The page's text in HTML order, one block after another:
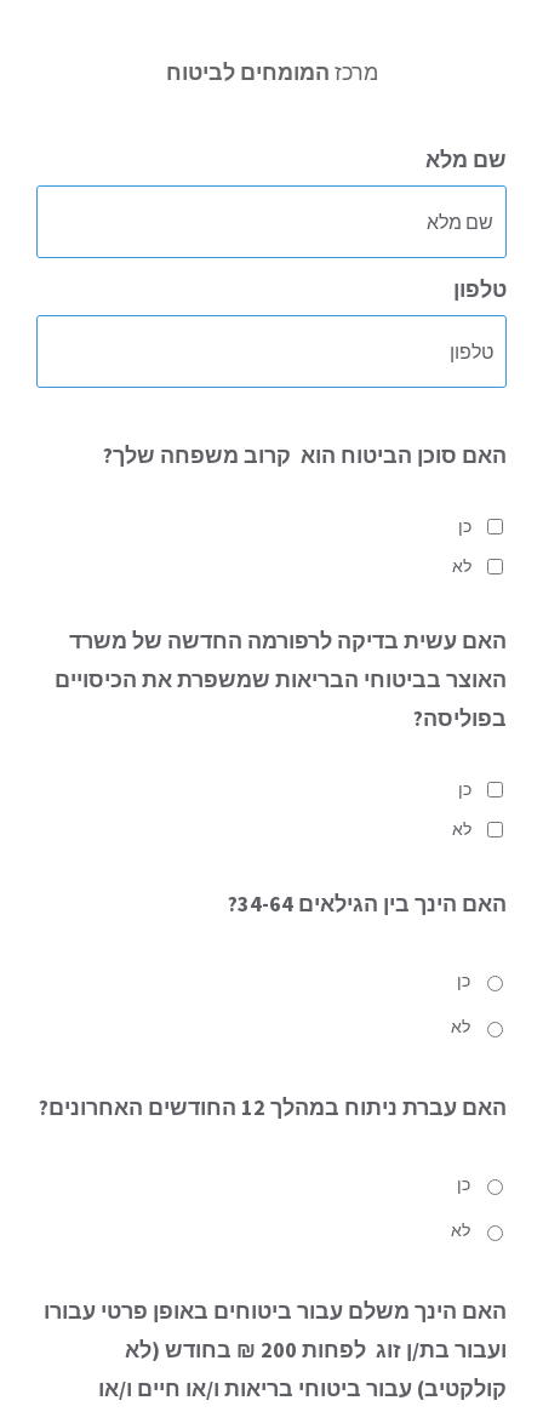
מרכז המומחים לביטוח
שם מלא
טלפון
האם סוכן הביטוח הוא קרוב משפחה שלך?
כן
לא
האם עשית בדיקה לרפורמה החדשה של משרד
האוצר בביטוחי הבריאות שמשפרת את הכיסויים
בפוליסה?
כן
לא
האם הינך בין הגילאים 34-64?
כן
לא
האם עברת ניתוח במהלך 12 החודשים האחרונים?
כן
לא
האם הינך משלם עבור ביטוחים באופן פרטי עבורו
ועבור בת/ן זוג
לפחות 200 ₪ בחודש (לא
קולקטיב) עבור ביטוחי בריאות ו/או חיים ו/או